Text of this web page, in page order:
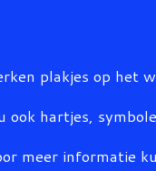
plakjes op het
ook hartjes,
meer informatie